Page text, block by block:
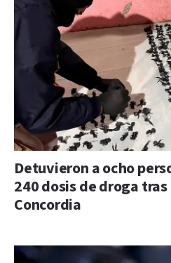
Detuvieron a ocho
240 dosis de droga
Concordia